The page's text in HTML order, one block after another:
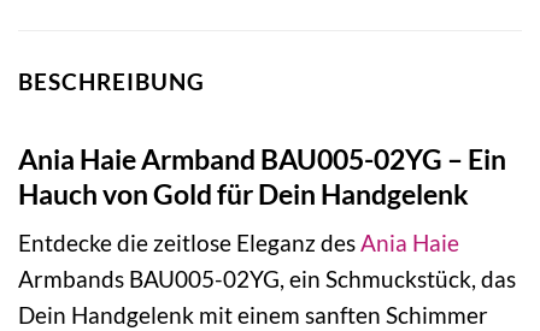
BESCHREIBUNG
Ania Haie Armband BAU005-02YG – Ein
Hauch von Gold für Dein Handgelenk
Entdecke die zeitlose Eleganz desAnia Haie
Armbands BAU005-02YG, ein Schmuckstück, das
Dein Handgelenk mit einem sanften Schimmer